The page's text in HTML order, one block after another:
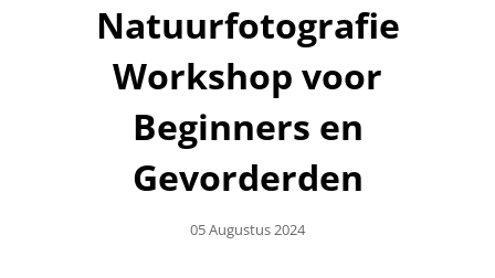
Natuurfotografie
Workshop voor
Beginners en
Gevorderden
Geplaatst
05 Augustus 2024